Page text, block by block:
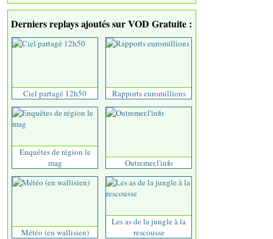
Derniers replays ajoutés sur VOD Gratuite :
Ciel partagé 12h50 Rapports euromillions
Enquêtes de région le
mag
Outremer.l'info
Météo (en wallisien)
Les as de la jungle à la
rescousse